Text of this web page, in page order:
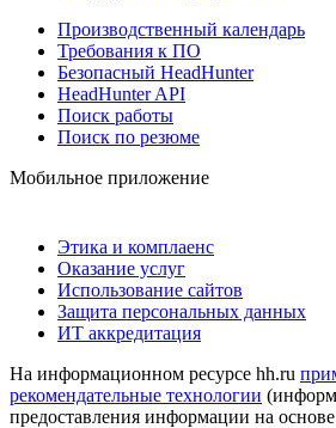
Производственный календарь
Требования к ПО
Безопасный HeadHunter
HeadHunter API
Поиск работы
Поиск по резюме
Мобильное приложение
Этика и комплаенс
Оказание услуг
Использование сайтов
Защита персональных данных
ИТ аккредитация
На информационном ресурсе hh.ru
рекомендательные технологии
предоставления информации на